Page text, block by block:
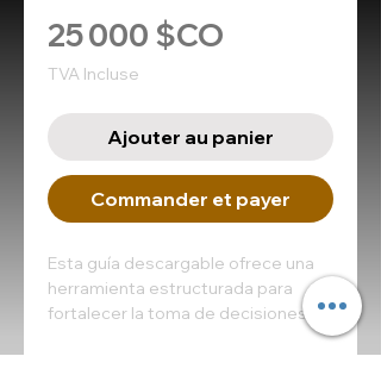
25 000 $CO
TVA Incluse
Ajouter au panier
Commander et payer
Esta guía descargable ofrece una
herramienta estructurada para
fortalecer la toma de decisiones en
entornos empresariales. A través